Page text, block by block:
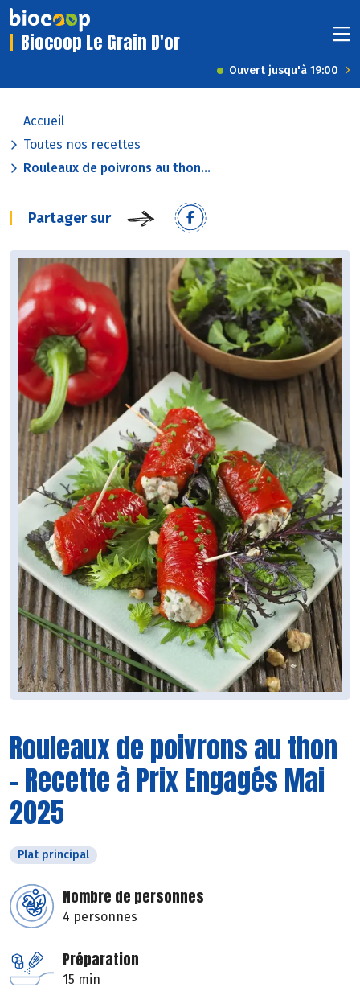
Biocoop Le Grain D'or
Ouvert jusqu'à 19:00
Accueil
Toutes nos recettes
Rouleaux de poivrons au thon...
Partager sur
Rouleaux de poivrons au thon
- Recette à Prix Engagés Mai
2025
Plat principal
Nombre de personnes
4 personnes
Préparation
15 min